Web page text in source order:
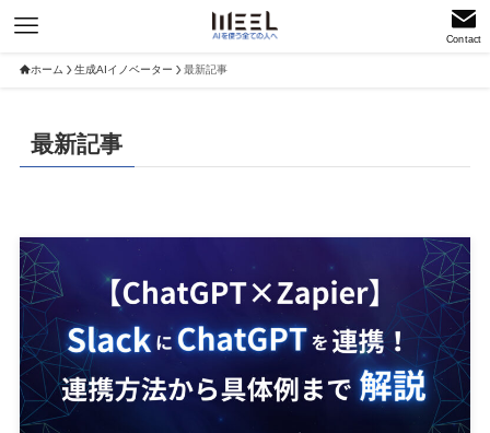
Contact
ホーム 生成AIイノベーター 最新記事
最新記事